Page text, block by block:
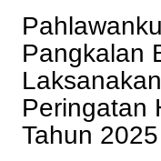
Pangkalan
Peringatan
Tahun 2025